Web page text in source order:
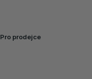
Pro prodejce